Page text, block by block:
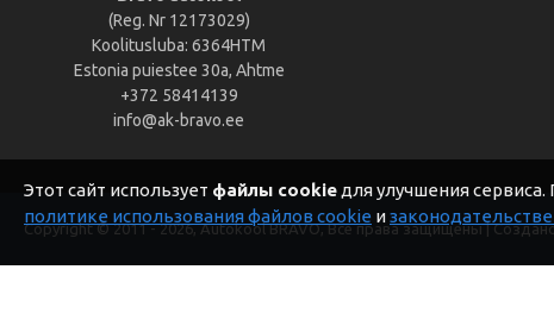
(Reg. Nr 12173029)
Koolitusluba: 6364HTM
Estonia puiestee 30a, Ahtme
+372 58414139
info@ak-bravo.ee
Copyright © 2011 -2026, Autokool BRAVO, Все права защищены |
Этот сайт использует файлы cookie для улучшения
политике использования файлов cookie и